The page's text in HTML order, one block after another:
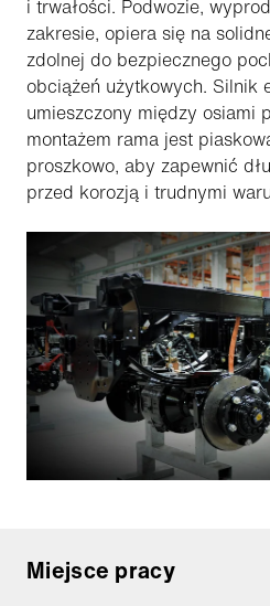
i trwałości. Podwozie,
zakresie, opiera się na
zdolnej do bezpiecznego
obciążeń użytkowych. Silnik
umieszczony między osiami
montażem rama jest
proszkowo, aby zapewnić
przed korozją i trudnymi
Miejsce pracy